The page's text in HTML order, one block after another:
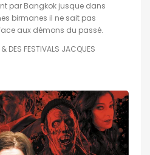
par Bangkok jusque dans
birmanes il ne sait pas
aux démons du passé.
DES FESTIVALS JACQUES